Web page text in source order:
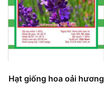
Hạt giống hoa oải hương